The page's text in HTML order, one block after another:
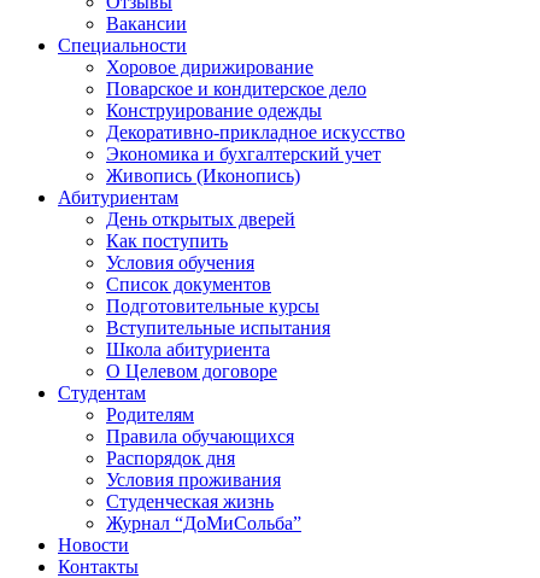
Вакансии
Специальности
Хоровое дирижирование
Поварское и кондитерское дело
Конструирование одежды
Декоративно-прикладное искусство
Экономика и бухгалтерский учет​
Живопись (Иконопись)
Абитуриентам
День открытых дверей
Как поступить
Условия обучения
Список документов
Подготовительные курсы
Вступительные испытания
Школа абитуриента
О Целевом договоре
Студентам
Родителям
Правила обучающихся
Распорядок дня
Условия проживания
Студенческая жизнь
Журнал “ДоМиСольба”
Новости
Контакты